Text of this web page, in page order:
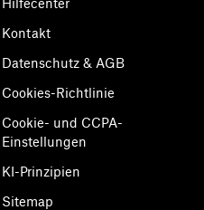
Hilfecenter
Kontakt
Datenschutz & AGB
Cookies-Richtlinie
Cookie- und CCPA-
Einstellungen
KI-Prinzipien
Sitemap